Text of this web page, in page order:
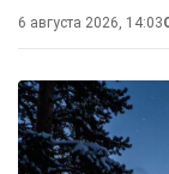
6 августа 2026, 14:03